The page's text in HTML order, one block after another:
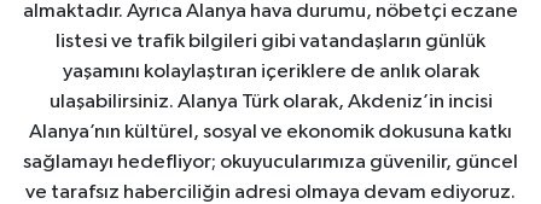
almaktadır. Ayrıca Alanya hava durumu, nöbetçi eczane
listesi ve trafik bilgileri gibi vatandaşların günlük
yaşamını kolaylaştıran içeriklere de anlık olarak
ulaşabilirsiniz. Alanya Türk olarak, Akdeniz’in incisi
Alanya’nın kültürel, sosyal ve ekonomik dokusuna katkı
sağlamayı hedefliyor; okuyucularımıza güvenilir, güncel
ve tarafsız haberciliğin adresi olmaya devam ediyoruz.